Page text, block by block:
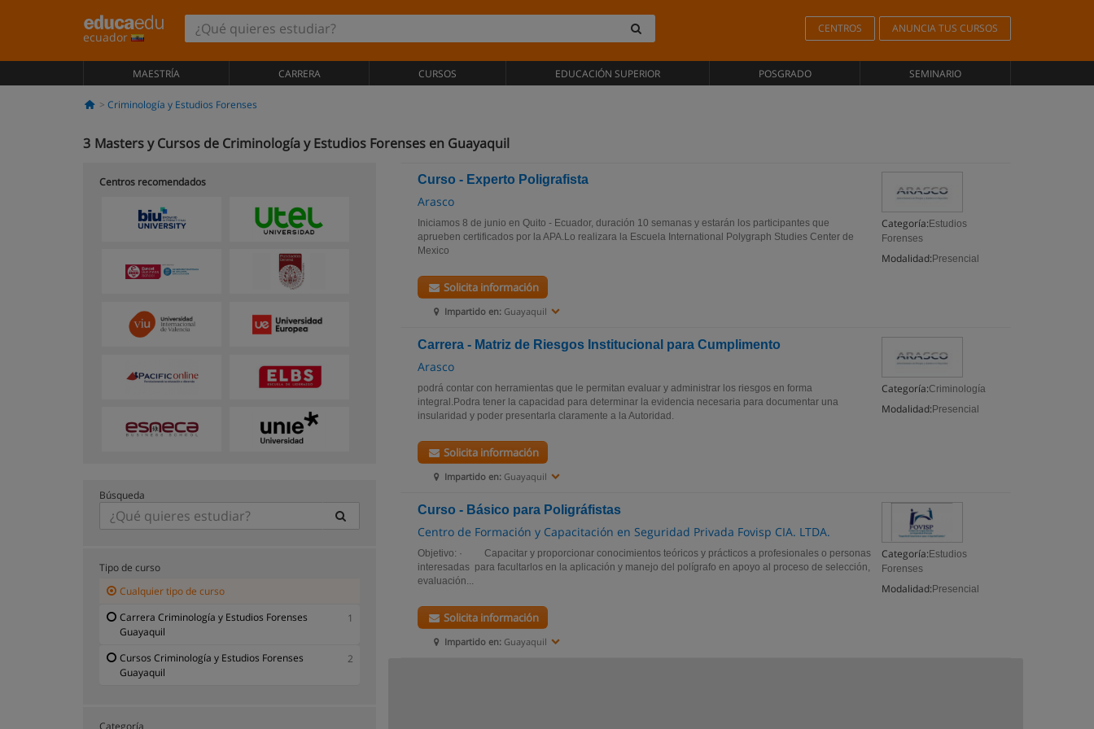
ecuador
CENTROS ANUNCIA TUS CURSOS
MAESTRÍA CARRERA CURSOS EDUCACIÓN SUPERIOR POSGRADO SEMINARIO
Criminología y Estudios Forenses
3 Masters y Cursos de Criminología y Estudios Forenses en Guayaquil
Curso - Experto Poligrafista
Arasco
Categoría: Estudios
Forenses
Modalidad: Presencial
Iniciamos 8 de junio en Quito - Ecuador, duración 10 semanas y estarán los participantes que
aprueben certificados por la APA.Lo realizara la Escuela International Polygraph Studies Center de
Mexico
Impartido en: Guayaquil
Solicita información
Carrera - Matriz de Riesgos Institucional para Cumplimento
Arasco
Categoría:Criminología
Modalidad: Presencial
podrá contar con herramientas que le permitan evaluar y administrar los riesgos en forma
integral.Podra tener la capacidad para determinar la evidencia necesaria para documentar una
insularidad y poder presentarla claramente a la Autoridad.
Impartido en: Guayaquil
Solicita información
Curso - Básico para Poligráfistas
Centro de Formación y Capacitación en Seguridad Privada Fovisp CIA. LTDA.
Categoría: Estudios
Forenses
Modalidad: Presencial
Objetivo: · Capacitar y proporcionar conocimientos teóricos y prácticos a profesionales o personas
interesadas para facultarlos en la aplicación y manejo del polígrafo en apoyo al proceso de selección,
evaluación...
Impartido en: Guayaquil
Solicita información
Centros recomendados
Búsqueda
Tipo de curso
Cualquier tipo de curso
Carrera Criminología y Estudios Forenses
Guayaquil
1
Cursos Criminología y Estudios Forenses
Guayaquil
2
Categoría